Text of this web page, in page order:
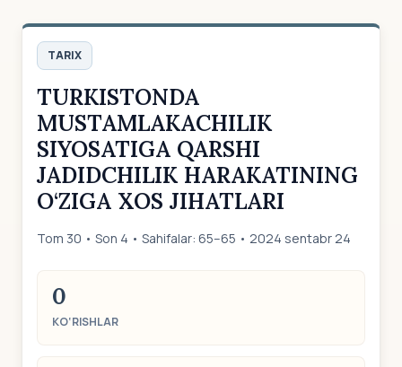
TARIX
TURKISTONDA
MUSTAMLAKACHILIK
SIYOSATIGA QARSHI
JADIDCHILIK HARAKATINING
O‘ZIGA ХOS JIHATLARI
Tom 30 • Son 4 • Sahifalar: 65–65 • 2024 sentabr 24
0
KO‘RISHLAR